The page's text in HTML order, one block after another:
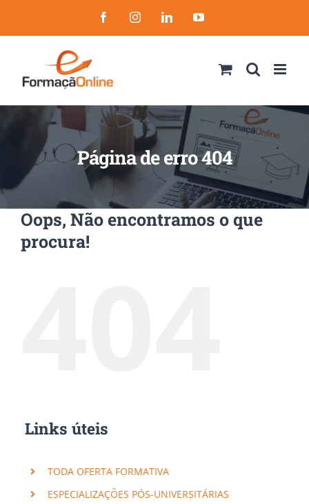
to
FacebookInstagramLinkedInYouTube
Página de erro 404
Oops, Não encontramos o que
procura!
Links úteis
TODA OFERTA FORMATIVA
ESPECIALIZAÇÕES PÓS-UNIVERSITÁRIAS